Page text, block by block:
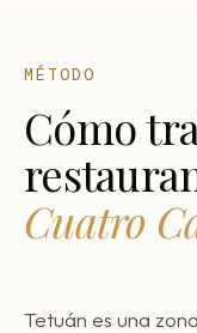
MÉTODO
Cómo
Cuatro
Tetuán es una